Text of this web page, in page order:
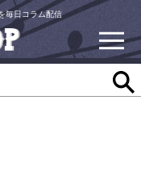
毎日コラム配信